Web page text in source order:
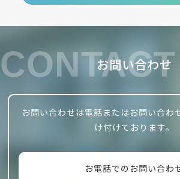
お問い合わせ
CONTACT
お問い合わせは電話またはお問い合わ
け付けております。
お電話でのお問い合わ